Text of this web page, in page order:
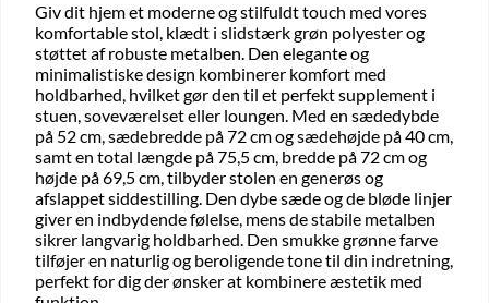
Giv dit hjem et moderne og stilfuldt touch med vores
komfortable stol, klædt i slidstærk grøn polyester og
støttet af robuste metalben. Den elegante og
minimalistiske design kombinerer komfort med
holdbarhed, hvilket gør den til et perfekt supplement i
stuen, soveværelset eller loungen. Med en sædedybde
på 52 cm, sædebredde på 72 cm og sædehøjde på 40 cm,
samt en total længde på 75,5 cm, bredde på 72 cm og
højde på 69,5 cm, tilbyder stolen en generøs og
afslappet siddestilling. Den dybe sæde og de bløde linjer
giver en indbydende følelse, mens de stabile metalben
sikrer langvarig holdbarhed. Den smukke grønne farve
tilføjer en naturlig og beroligende tone til din indretning,
perfekt for dig der ønsker at kombinere æstetik med